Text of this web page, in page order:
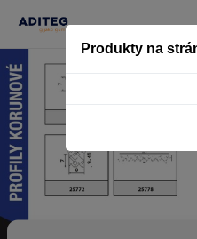
Produkty na